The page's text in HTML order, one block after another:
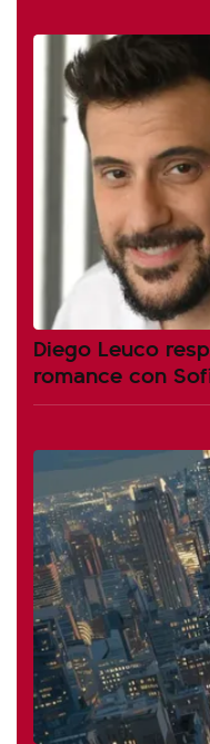
Diego Leuco
romance con